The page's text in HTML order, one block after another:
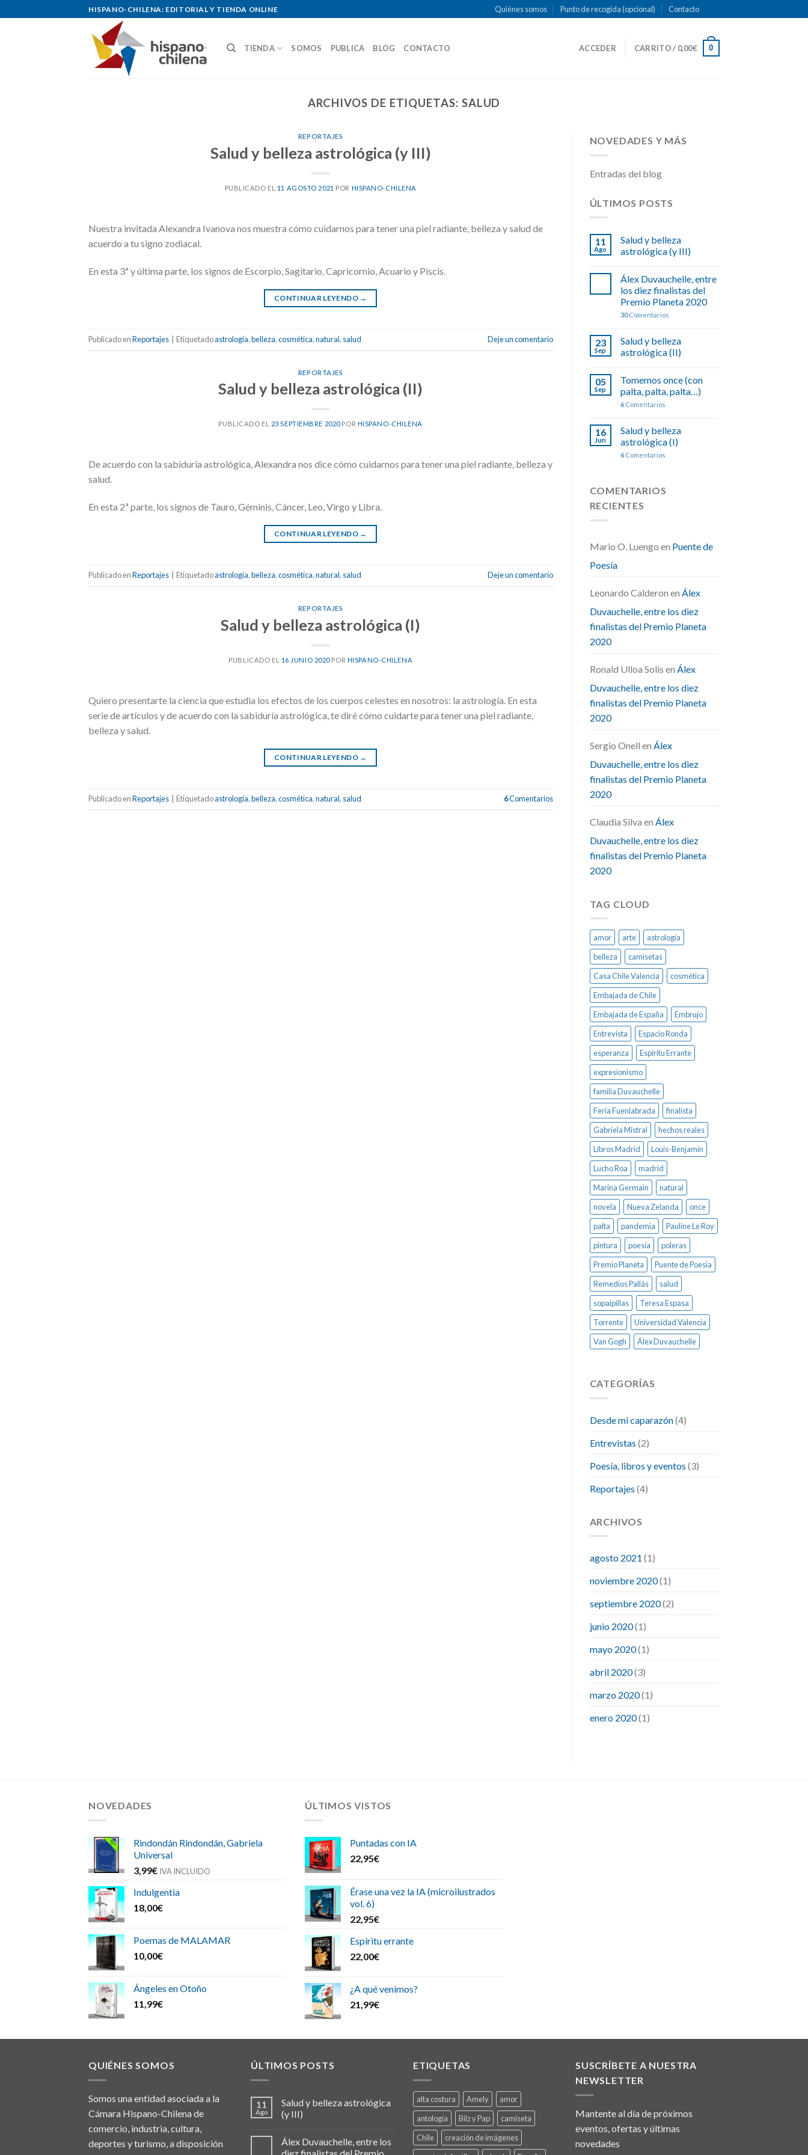
to
HISPANO-CHILENA: EDITORIAL Y TIENDA ONLINE Quiénes somos Punto de recogida (opcional) Contacto
TIENDA SOMOS PUBLICA BLOG CONTACTO ACCEDER CARRITO / 0,00€ 0
ARCHIVOS DE ETIQUETAS: SALUD
REPORTAJES
Salud y belleza astrológica (y III)
PUBLICADO EL 11 AGOSTO 2021 POR HISPANO-CHILENA
Nuestra invitada Alexandra Ivanova nos muestra cómo cuidarnos para tener una piel radiante, belleza y salud de
acuerdo a tu signo zodiacal.
En esta 3ª y última parte, los signos de Escorpio, Sagitario, Capricornio, Acuario y Piscis.
CONTINUAR LEYENDO →
Publicado enReportajes Etiquetadoastrología,belleza,cosmética,natural, salud Deje un comentario
REPORTAJES
Salud y belleza astrológica (II)
PUBLICADO EL 23 SEPTIEMBRE 2020POR HISPANO-CHILENA
De acuerdo con la sabiduría astrológica, Alexandra nos dice cómo cuidarnos para tener una piel radiante, belleza y
salud.
En esta 2ª parte, los signos de Tauro, Géminis, Cáncer, Leo, Virgo y Libra.
CONTINUAR LEYENDO →
Publicado enReportajes Etiquetadoastrología,belleza,cosmética,natural, salud Deje un comentario
REPORTAJES
Salud y belleza astrológica (I)
PUBLICADO EL 16 JUNIO 2020POR HISPANO-CHILENA
Quiero presentarte la ciencia que estudia los efectos de los cuerpos celestes en nosotros: la astrología. En esta
serie de artículos y de acuerdo con la sabiduría astrológica, te diré cómo cuidarte para tener una piel radiante,
belleza y salud.
CONTINUAR LEYENDO →
Publicado enReportajes Etiquetadoastrología,belleza,cosmética,natural, salud 6Comentarios
NOVEDADES Y MÁS
Entradas del blog
ÚLTIMOS POSTS
11
Ago
Salud y belleza
astrológica (y III)
Álex Duvauchelle, entre
los diez finalistas del
Premio Planeta 2020
30Comentarios
23
Sep
Salud y belleza
astrológica (II)
05
Sep
Tomemos once (con
palta, palta, palta…)
6Comentarios
16
Jun
Salud y belleza
astrológica (I)
6Comentarios
COMENTARIOS
RECIENTES
Mario O. Luengo en Puente de
Poesía
Leonardo Calderon en Álex
Duvauchelle, entre los diez
finalistas del Premio Planeta
2020
Ronald Ulloa Solis en Álex
Duvauchelle, entre los diez
finalistas del Premio Planeta
2020
Sergio Onell en Álex
Duvauchelle, entre los diez
finalistas del Premio Planeta
2020
Claudia Silva en Álex
Duvauchelle, entre los diez
finalistas del Premio Planeta
2020
TAG CLOUD
amor arte
astrología
belleza
camisetas
Casa Chile Valencia
cosmética
Embajada de Chile
Embajada de España
Embrujo
Entrevista
Espacio Ronda
esperanza
Espíritu Errante
expresionismo
familia Duvauchelle
Feria Fuenlabrada
finalista
Gabriela Mistral
hechos reales
Libros Madrid
Louis-Benjamin
Lucho Roa
madrid
Marina Germain
natural
novela
Nueva Zelanda
once
palta
pandemia
Pauline Le Roy
pintura
poesía
poleras
Premio Planeta
Puente de Poesía
Remedios Pallás
salud
sopaipillas
Teresa Espasa
Torrente
Universidad Valencia
Van Gogh
Álex Duvauchelle
CATEGORÍAS
Desde mi caparazón(4)
Entrevistas (2)
Poesía, libros y eventos (3)
Reportajes (4)
ARCHIVOS
agosto 2021 (1)
noviembre 2020(1)
septiembre 2020(2)
junio 2020(1)
mayo 2020(1)
abril 2020(3)
marzo 2020(1)
enero 2020(1)
NOVEDADES
Rindondán Rindondán, Gabriela
Universal
3,99€ IVA INCLUIDO
Indulgentia
18,00€
Poemas de MALAMAR
10,00€
Ángeles en Otoño
11,99€
ÚLTIMOS VISTOS
Puntadas con IA
22,95€
Érase una vez la IA (microilustrados
vol. 6)
22,95€
Espíritu errante
22,00€
¿A qué venimos?
21,99€
QUIÉNES SOMOS
Somos una entidad asociada a la
Cámara Hispano-Chilena de
comercio, industria, cultura,
deportes y turismo, a disposición
ÚLTIMOS POSTS
11
Ago
Salud y belleza astrológica
(y III)
Álex Duvauchelle, entre los
diez finalistas del Premio
ETIQUETAS
alta costura Amely
amor
antología
Bilz y Pap
camiseta
Chile
creación de imágenes
SUSCRÍBETE A NUESTRA
NEWSLETTER
Mantente al día de próximos
eventos, ofertas y últimas
novedades